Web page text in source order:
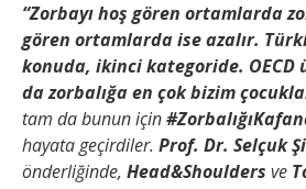
“Zorbayı hoş gören ortamlarda
gören ortamlarda ise azalır.
konuda, ikinci kategoride. OECD
da zorbalığa en çok bizim
tam da bunun için
hayata geçirdiler. Prof. Dr. Selçuk
önderliğinde, Head&Shoulders ve